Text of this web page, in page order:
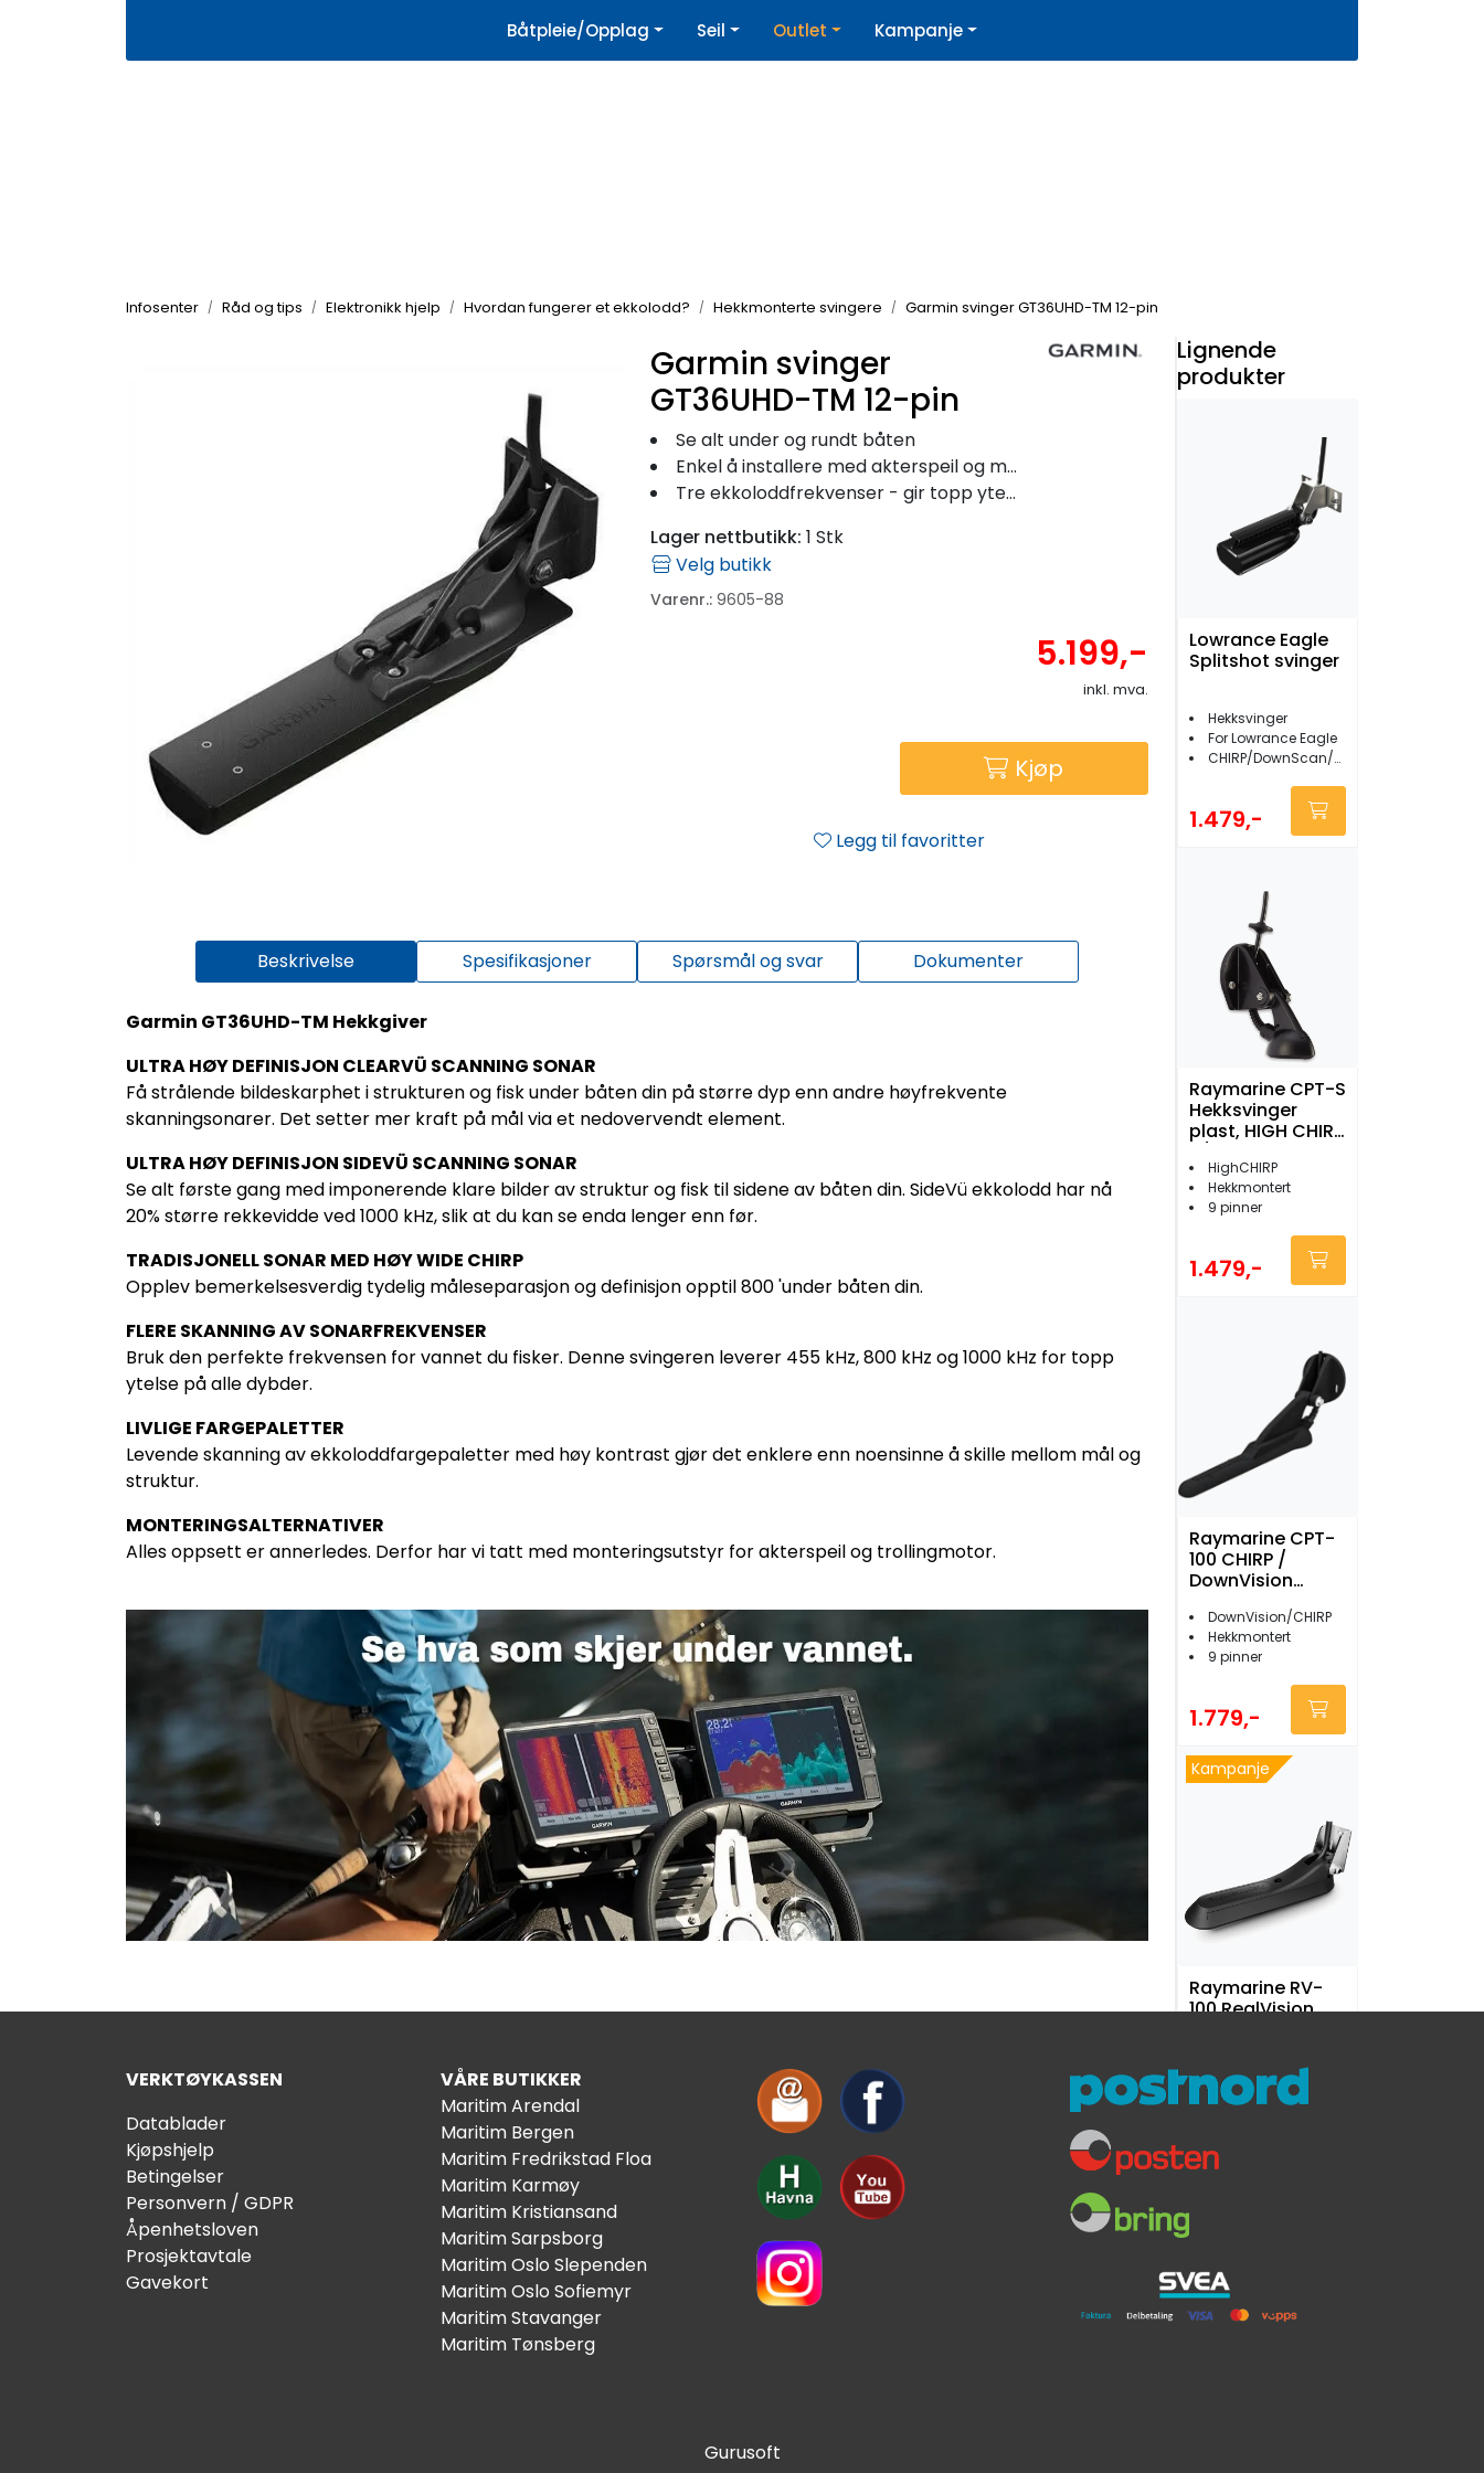
Kjøpshjelp | Nyhetsbrev
Båtpleie/Opplag Seil Outlet Kampanje
Infosenter Råd og tips Elektronikk hjelp Hvordan fungerer et ekkolodd? Hekkmonterte svingere Garmin svinger GT36UHD-TM 12-pin
Garmin svinger
GT36UHD-TM 12-pin
Se alt under og rundt båten
Enkel å installere med akterspeil og motormonteringsutstyr
Tre ekkoloddfrekvenser - gir topp ytelse på alle dybder
Lager nettbutikk: 1 Stk
Velg butikk
Varenr.: 9605-88
5.199,-
inkl. mva.
Kjøp
Legg til favoritter
Beskrivelse Spesifikasjoner Spørsmål og svar Dokumenter
Garmin GT36UHD-TM Hekkgiver
ULTRA HØY DEFINISJON CLEARVÜ SCANNING SONAR
Få strålende bildeskarphet i strukturen og fisk under båten din på større dyp enn andre høyfrekvente
skanningsonarer. Det setter mer kraft på mål via et nedovervendt element.
ULTRA HØY DEFINISJON SIDEVÜ SCANNING SONAR
Se alt første gang med imponerende klare bilder av struktur og fisk til sidene av båten din. SideVü ekkolodd har nå
20% større rekkevidde ved 1000 kHz, slik at du kan se enda lenger enn før.
TRADISJONELL SONAR MED HØY WIDE CHIRP
Opplev bemerkelsesverdig tydelig måleseparasjon og definisjon opptil 800 'under båten din.
FLERE SKANNING AV SONARFREKVENSER
Bruk den perfekte frekvensen for vannet du fisker. Denne svingeren leverer 455 kHz, 800 kHz og 1000 kHz for topp
ytelse på alle dybder.
LIVLIGE FARGEPALETTER
Levende skanning av ekkoloddfargepaletter med høy kontrast gjør det enklere enn noensinne å skille mellom mål og
struktur.
MONTERINGSALTERNATIVER
Alles oppsett er annerledes. Derfor har vi tatt med monteringsutstyr for akterspeil og trollingmotor.
Lignende
produkter
Lowrance Eagle
Splitshot svinger
Hekksvinger
For Lowrance Eagle
CHIRP/DownScan/FishReveal
1.479,-
Raymarine CPT-S
Hekksvinger
plast, HIGH CHIRP
HighCHIRP
Hekkmontert
9 pinner
1.479,-
Raymarine CPT-
100 CHIRP /
DownVision
m/temp
DownVision/CHIRP
Hekkmontert
9 pinner
1.779,-
Kampanje
Raymarine RV-
100 RealVision
RealVision/CHIRP
Hekkmontert
25 pinner
4.899,-
VERKTØYKASSEN
Datablader
Kjøpshjelp
Betingelser
Personvern / GDPR
Åpenhetsloven
Prosjektavtale
Gavekort
VÅRE BUTIKKER
Maritim Arendal
Maritim Bergen
Maritim Fredrikstad Floa
Maritim Karmøy
Maritim Kristiansand
Maritim Sarpsborg
Maritim Oslo Slependen
Maritim Oslo Sofiemyr
Maritim Stavanger
Maritim Tønsberg
Gurusoft